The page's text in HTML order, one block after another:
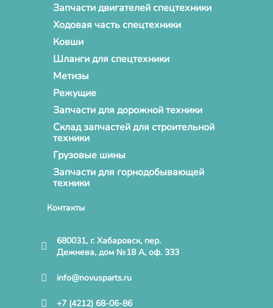
Запчасти двигателей спецтехники
Ходовая часть спецтехники
Ковши
Шланги для спецтехники
Метизы
Режущие
Запчасти для дорожной техники
Склад запчастей для строительной
техники
Грузовые шины
Запчасти для горнодобывающей
техники
Контакты
680031, г. Хабаровск, пер.
Дежнева, дом №18 А, оф. 333
info@novusparts.ru
+7 (4212) 68-06-86